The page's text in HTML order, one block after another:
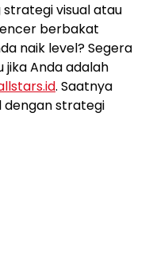
visual atau
berbakat
naik level? Segera
jika Anda adalah
. Saatnya
dengan strategi